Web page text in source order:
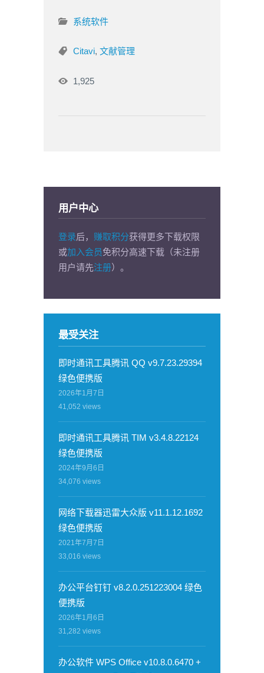
系统软件
Citavi, 文献管理
1,925
用户中心
登录后， 赚取积分获得更多下载权限
或加入会员免积分高速下载（未注册
用户请先注册）。
最受关注
即时通讯工具腾讯 QQ v9.7.23.29394
绿色便携版
2026年1月7日
41,052 views
即时通讯工具腾讯 TIM v3.4.8.22124
绿色便携版
2024年9月6日
34,076 views
网络下载器迅雷大众版 v11.1.12.1692
绿色便携版
2021年7月7日
33,016 views
办公平台钉钉 v8.2.0.251223004 绿色
便携版
2026年1月6日
31,282 views
办公软件 WPS Office v10.8.0.6470 +